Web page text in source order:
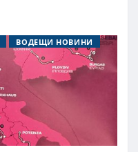
ВОДЕЩИ НОВИНИ